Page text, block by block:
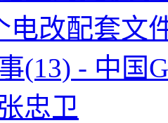
电改配套文
(13) - 中国
忠卫